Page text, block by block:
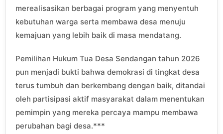
merealisasikan berbagai program yang menyentuh
kebutuhan warga serta membawa desa menuju
kemajuan yang lebih baik di masa mendatang.
Pemilihan Hukum Tua Desa Sendangan tahun 2026
pun menjadi bukti bahwa demokrasi di tingkat desa
terus tumbuh dan berkembang dengan baik, ditandai
oleh partisipasi aktif masyarakat dalam menentukan
pemimpin yang mereka percaya mampu membawa
perubahan bagi desa.***